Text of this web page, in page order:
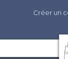
Créer un